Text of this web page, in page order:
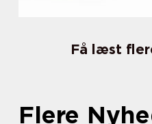
Få læst
Flere